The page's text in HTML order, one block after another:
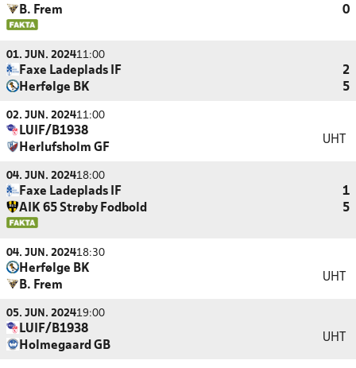
B. Frem
0
01. JUN. 202411:00
Faxe Ladeplads IF
2
Herfølge BK
5
02. JUN. 202411:00
LUIF/B1938
Herlufsholm GF
UHT
04. JUN. 202418:00
Faxe Ladeplads IF
1
AIK 65 Strøby Fodbold
5
04. JUN. 202418:30
Herfølge BK
B. Frem
UHT
05. JUN. 202419:00
LUIF/B1938
Holmegaard GB
UHT